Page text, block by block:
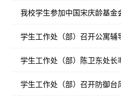
我校学生参加中国宋庆龄基金
学生工作处（部）召开公寓辅
学生工作处（部）陈卫东处
学生工作处（部）召开防御台